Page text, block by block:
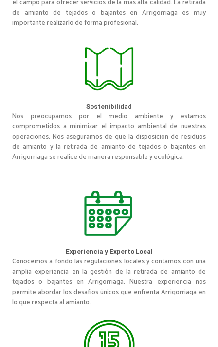
el campo para ofrecer servicios de la más alta calidad. La retirada
de amianto de tejados o bajantes en Arrigorriaga es muy
importante realizarlo de forma profesional.
Sostenibilidad
Nos preocupamos por el medio ambiente y estamos
comprometidos a minimizar el impacto ambiental de nuestras
operaciones. Nos aseguramos de que la disposición de residuos
de amianto y la retirada de amianto de tejados o bajantes en
Arrigorriaga se realice de manera responsable y ecológica.
Experiencia y Experto Local
Conocemos a fondo las regulaciones locales y contamos con una
amplia experiencia en la gestión de la retirada de amianto de
tejados o bajantes en Arrigorriaga. Nuestra experiencia nos
permite abordar los desafíos únicos que enfrenta Arrigorriaga en
lo que respecta al amianto.